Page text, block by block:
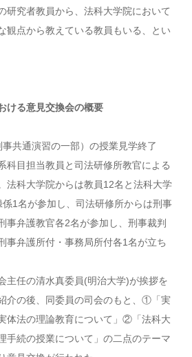
研究者教員から、法科大学院において
観点から教えている教員もいる、とい
ける意見交換会の概要
共通演習の一部）の授業見学終了
科目担当教員と司法研修所教官による
法科大学院からは教員12名と法科大学
1名が参加し、司法研修所からは刑事
事弁護教官各2名が参加し、刑事裁判
事弁護所付・事務局所付各1名が立ち
主任の清水真委員(明治大学)が挨拶を
介の後、同委員の司会のもと、①「実
体法の理論教育について」②「法科大
手続の授業について」の二点のテーマ